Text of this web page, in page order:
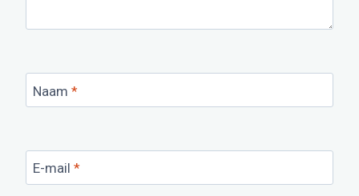
Naam *
E-mail *